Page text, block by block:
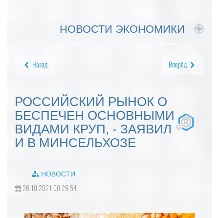
НОВОСТИ ЭКОНОМИКИ
Назад Вперёд
РОССИЙСКИЙ РЫНОК О
БЕСПЕЧЕН ОСНОВНЫМИ
ВИДАМИ КРУП, - ЗАЯВИЛ
И В МИНСЕЛЬХОЗЕ
НОВОСТИ
26.10.2021 00:29:54